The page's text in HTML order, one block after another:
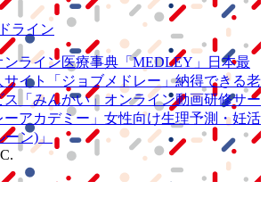
ライン
ンライン医療事典 「MEDLEY」
日本最
イト 「ジョブメドレー」納得できる老
ス
「みんかい」 オンライン動画研修サー
ーアカデミー」 女性向け生理予測・妊活
ン)」